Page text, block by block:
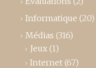
Informatique (20)
Médias (316)
Jeux (1)
Internet (67)